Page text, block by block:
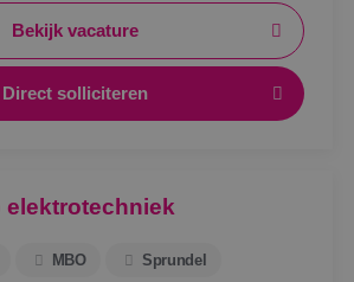
Bekijk vacature
Direct solliciteren
elektrotechniek
MBO Sprundel